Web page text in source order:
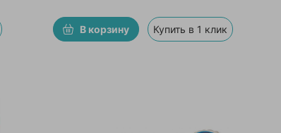
В корзину Купить в 1 клик